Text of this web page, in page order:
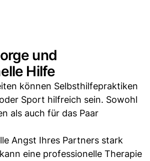
und
Hilfe
können Selbsthilfepraktiken
Sport hilfreich sein. Sowohl
als auch für das Paar
Angst Ihres Partners stark
eine professionelle Therapie